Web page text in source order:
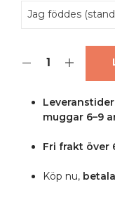
muggar 6–9
Fri frakt över
Köp nu,